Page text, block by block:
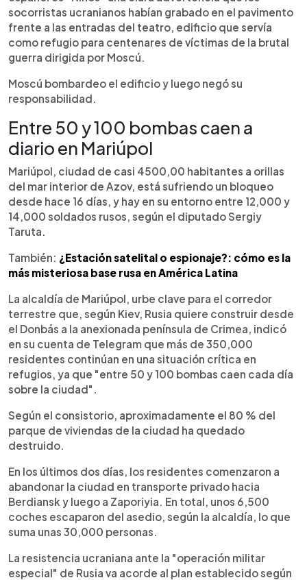
socorristas ucranianos habían grabado en el pavimento
frente a las entradas del teatro, edificio que servía
como refugio para centenares de víctimas de la brutal
guerra dirigida por Moscú.
Moscú bombardeo el edificio y luego negó su
responsabilidad.
Entre 50 y 100 bombas caen a
diario en Mariúpol
Mariúpol, ciudad de casi 4500,00 habitantes a orillas
del mar interior de Azov, está sufriendo un bloqueo
desde hace 16 días, y hay en su entorno entre 12,000 y
14,000 soldados rusos, según el diputado Sergiy
Taruta.
También: ¿Estación satelital o espionaje?: cómo es la
más misteriosa base rusa en América Latina
La alcaldía de Mariúpol, urbe clave para el corredor
terrestre que, según Kiev, Rusia quiere construir desde
el Donbás a la anexionada península de Crimea, indicó
en su cuenta de Telegram que más de 350,000
residentes continúan en una situación crítica en
refugios, ya que "entre 50 y 100 bombas caen cada día
sobre la ciudad".
Según el consistorio, aproximadamente el 80 % del
parque de viviendas de la ciudad ha quedado
destruido.
En los últimos dos días, los residentes comenzaron a
abandonar la ciudad en transporte privado hacia
Berdiansk y luego a Zaporiyia. En total, unos 6,500
coches escaparon del asedio, según la alcaldía, lo que
suma unas 30,000 personas.
La resistencia ucraniana ante la "operación militar
especial" de Rusia va acorde al plan establecido según